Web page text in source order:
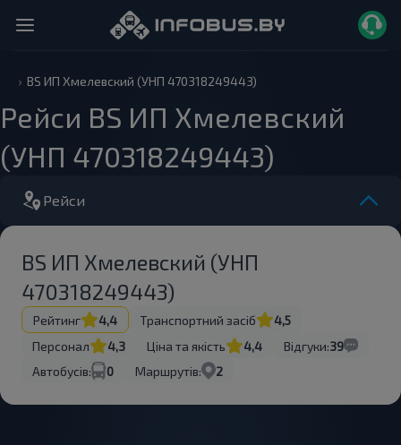
BS ИП Хмелевский (УНП 470318249443)
Рейси BS ИП Хмелевский
(УНП 470318249443)
Рейси
BS ИП Хмелевский (УНП
470318249443)
Рейтинг 4,4 Транспортний засіб
4,5
Персонал
4,3 Ціна та якість 4,4 Відгуки:39
Автобусів:
0 Маршрутів: 2